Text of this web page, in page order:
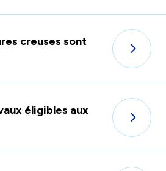
creuses sont
éligibles aux